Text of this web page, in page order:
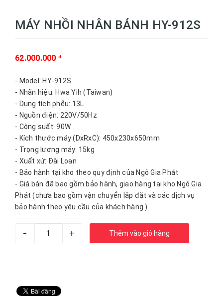
MÁY NHỒI NHÂN BÁNH HY-912S
62.000.000 đ
- Model: HY-912S
- Nhãn hiệu: Hwa Yih (Taiwan)
- Dung tích phễu: 13L
- Nguồn điện: 220V/50Hz
- Công suất: 90W
- Kích thước máy (DxRxC): 450x230x650mm
- Trọng lượng máy: 15kg
- Xuất xứ: Đài Loan
- Bảo hành tại kho theo quy định của Ngô Gia Phát
- Giá bán đã bao gồm bảo hành, giao hàng tại kho Ngô Gia
Phát (chưa bao gồm vận chuyển lắp đặt và các dịch vụ
bảo hành theo yêu cầu của khách hàng.)
- + Thêm vào giỏ hàng